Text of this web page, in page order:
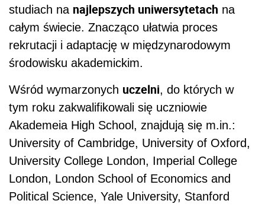
studiach na najlepszych uniwersytetach na
całym świecie. Znacząco ułatwia proces
rekrutacji i adaptację w międzynarodowym
środowisku akademickim.
Wśród wymarzonych uczelni, do których w
tym roku zakwalifikowali się uczniowie
Akademeia High School, znajdują się m.in.:
University of Cambridge, University of Oxford,
University College London, Imperial College
London, London School of Economics and
Political Science, Yale University, Stanford